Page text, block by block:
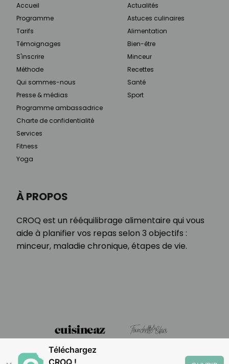
À PROPOS
CROQ est un rééquilibrage alimentaire qui vous
aide à planifier vos repas selon 3 objectifs :
minceur, maladie chronique, étapes de vie.
Accueil
Programme
Tarifs
Témoignages
S'inscrire
Méthode
Qui sommes-nous
Presse & médias
Programme ambassadrice
Charte de confidentialité
Services
Fitness
Yoga
Actualités
Astuces culinaires
Alimentation
Bien-être
Minceur
Recettes
Santé
Sport
Téléchargez
CROQ !